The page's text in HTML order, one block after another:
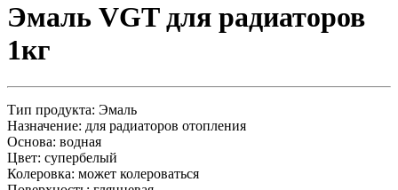
Эмаль VGT для радиаторов
1кг
Тип продукта: Эмаль
Назначение: для радиаторов отопления
Основа: водная
Цвет: супербелый
Колеровка: может колероваться